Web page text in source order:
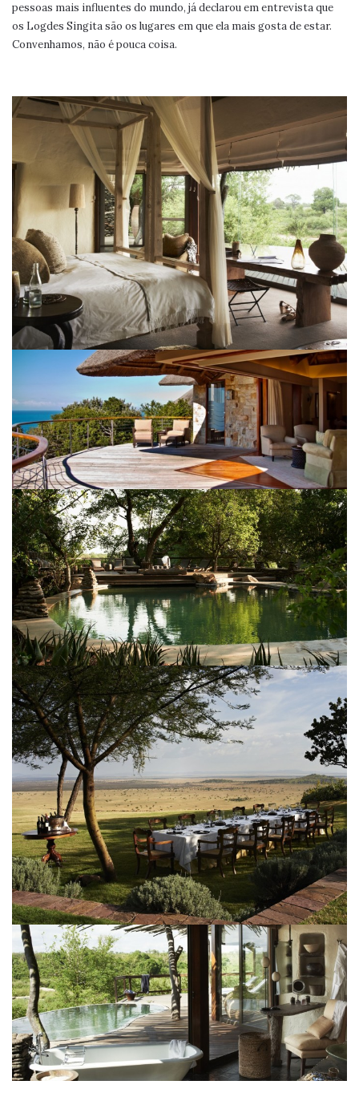
pessoas mais influentes do mundo, já declarou em entrevista que
os Logdes Singita são os lugares em que ela mais gosta de estar.
Convenhamos, não é pouca coisa.